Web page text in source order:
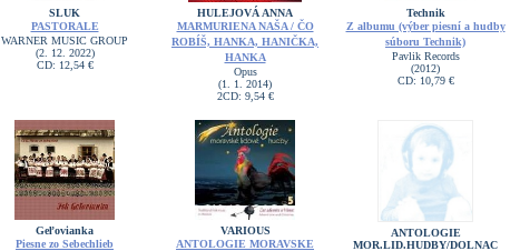
SLUK
PASTORALE
WARNER MUSIC GROUP
(2. 12. 2022)
CD: 12,54 €
HULEJOVÁ ANNA
MARMURIENA NAŠA / ČO
ROBÍŠ, HANKA, HANIČKA,
HANKA
Opus
(1. 1. 2014)
2CD: 9,54 €
Technik
Z albumu (výber piesní a hudby
súboru Technik)
Pavlik Records
(2012)
CD: 10,79 €
Geľovianka
Piesne zo Sebechlieb
VARIOUS
ANTOLOGIE MORAVSKE
ANTOLOGIE
MOR.LID.HUDBY/DOLNAC